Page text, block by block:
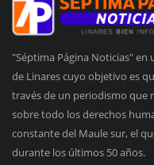
"Séptima Página Noticias" en
de Linares cuyo objetivo es
través de un periodismo que
sobre todo los derechos
constante del Maule sur, el
durante los últimos 50 años.